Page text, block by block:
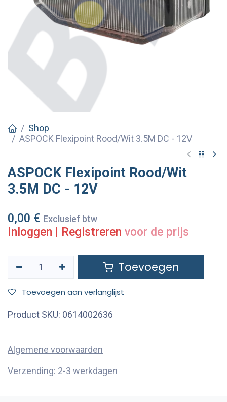
Shop
ASPOCK Flexipoint Rood/Wit 3.5M DC - 12V
ASPOCK Flexipoint Rood/Wit
3.5M DC - 12V
0,00 € Exclusief btw
Inloggen Registreren voor de prijs
Toevoegen
Toevoegen aan verlanglijst
Product SKU: 0614002636
Algemene voorwaarden
Verzending: 2-3 werkdagen